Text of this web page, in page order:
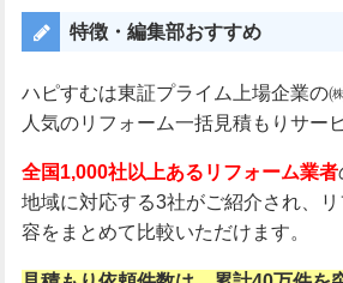
特徴・編集部おすすめ
ハピすむは東証プライム上場企業の
人気のリフォーム一括見積もりサー
全国1,000社以上あるリフォーム業者
地域に対応する3社がご紹介され、
容をまとめて比較いただけます。